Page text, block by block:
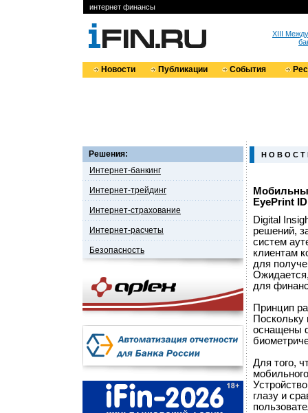
интернет финансы
XIII
Новости Публикации События
Решения:
Интернет-банкинг
Интернет-трейдинг
Интернет-страхование
Интернет-расчеты
Безопасность
Н О В О С Т
EyePrint ID
Digital
решений,
систем
клиентам
для
для
Принцип
оснащены
Для того,
глазу и